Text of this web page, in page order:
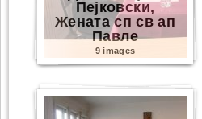
Пејковски,
Жената сп св ап
Павле
9 images